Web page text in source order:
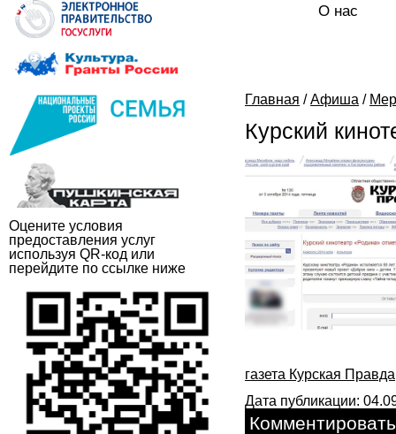
Оцените условия
предоставления услуг
используя QR-код или
перейдите по ссылке ниже
О нас
Главная / Афиша /
Курский
газета Курская Правда
Дата публикации:
Комментировать